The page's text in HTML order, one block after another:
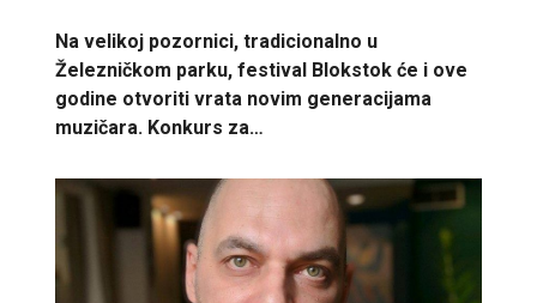
Na velikoj pozornici, tradicionalno u
Železničkom parku, festival Blokstok će i ove
godine otvoriti vrata novim generacijama
muzičara. Konkurs za…